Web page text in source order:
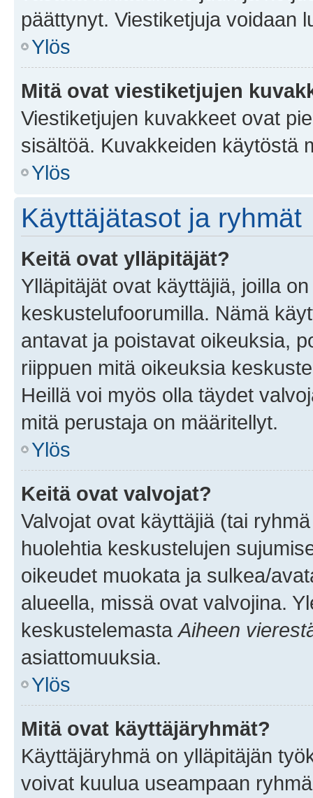
päättynyt. Viestiketjuja voidaan
Ylös
Mitä ovat viestiketjujen
Viestiketjujen kuvakkeet ovat
sisältöä. Kuvakkeiden käytöstä
Ylös
Käyttäjätasot ja ryhmät
Keitä ovat ylläpitäjät?
Ylläpitäjät ovat käyttäjiä, joilla
keskustelufoorumilla. Nämä
antavat ja poistavat oikeuksia,
riippuen mitä oikeuksia
Heillä voi myös olla täydet
mitä perustaja on määritellyt.
Ylös
Keitä ovat valvojat?
Valvojat ovat käyttäjiä (tai
huolehtia keskustelujen
oikeudet muokata ja sulkea/
alueella, missä ovat valvojina.
keskustelemasta Aiheen
asiattomuuksia.
Ylös
Mitä ovat käyttäjäryhmät?
Käyttäjäryhmä on ylläpitäjän
voivat kuulua useampaan